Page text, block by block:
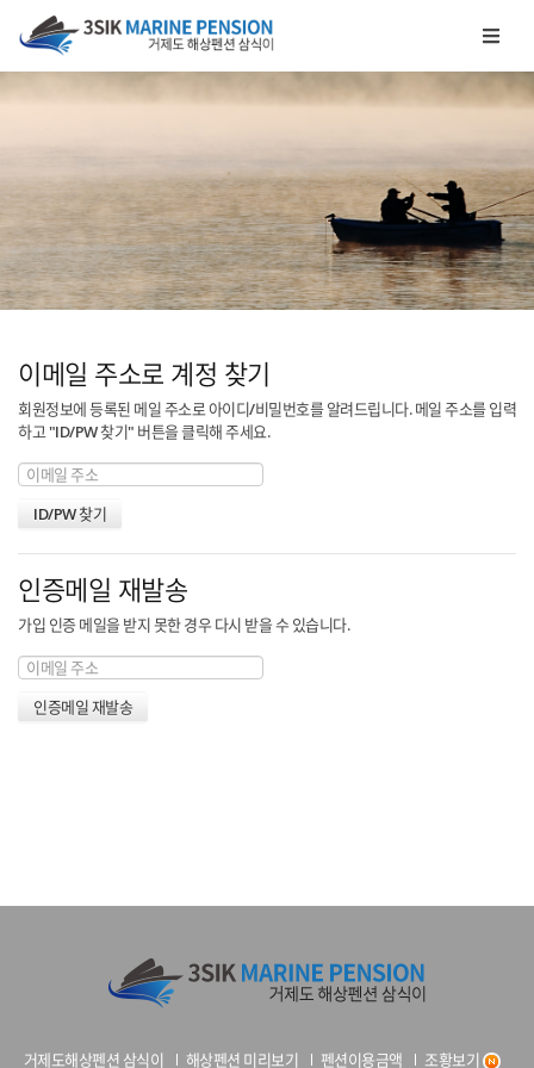
메뉴 건너뛰기
이메일 주소로 계정 찾기
회원정보에 등록된 메일 주소로 아이디/비밀번호를 알려드립니다. 메일 주소를 입력
하고 "ID/PW 찾기" 버튼을 클릭해 주세요.
인증메일 재발송
가입 인증 메일을 받지 못한 경우 다시 받을 수 있습니다.
거제도해상펜션 삼식이 해상펜션 미리보기 펜션이용금액 조황보기